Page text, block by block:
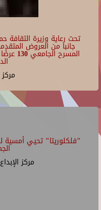
تحت رعاية وزيرة
جانبا من العروض
"فلكلوريتا" تحيي أمسية
مركز